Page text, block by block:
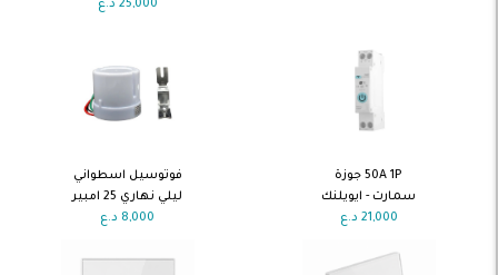
25,000 د.ع
اضف الى
السلة
50A 1P جوزة
سمارت - ايويلنك
21,000 د.ع
اضف الى
السلة
فوتوسيل اسطواني
ليلي نهاري 25 امبير
8,000 د.ع